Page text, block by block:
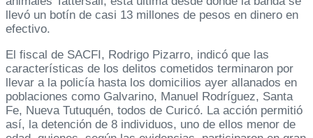
llevó un botín de casi 13 millones de pesos en dinero en
efectivo.
El fiscal de SACFI, Rodrigo Pizarro, indicó que las
características de los delitos cometidos terminaron por
llevar a la policía hasta los domicilios ayer allanados en
poblaciones como Galvarino, Manuel Rodríguez, Santa
Fe, Nueva Tutuquén, todos de Curicó. La acción permitió
así, la detención de 8 individuos, uno de ellos menor de